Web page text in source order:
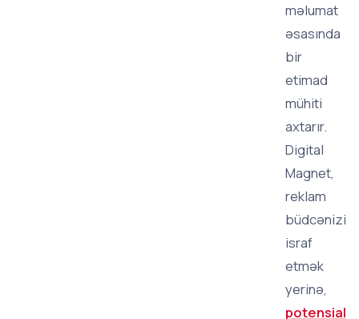
məlumat
əsasında
bir
etimad
mühiti
axtarır.
Digital
Magnet,
reklam
büdcənizi
israf
etmək
yerinə,
potensial